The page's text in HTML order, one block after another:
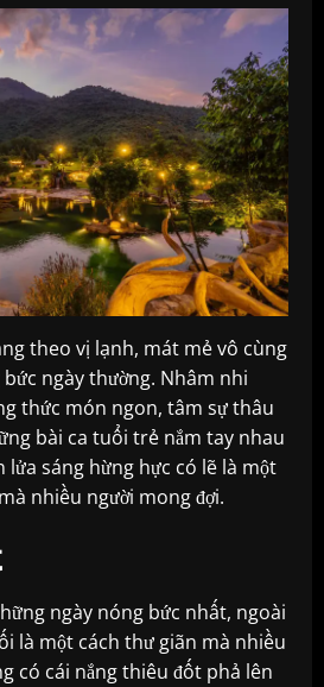
theo vị lạnh, mát mẻ vô cùng
ngày thường. Nhâm nhi
thức món ngon, tâm sự thâu
bài ca tuổi trẻ nắm tay nhau
sáng hừng hực có lẽ là một
nhiều người mong đợi.
ngày nóng bức nhất, ngoài
là một cách thư giãn mà nhiều
có cái nắng thiêu đốt phả lên